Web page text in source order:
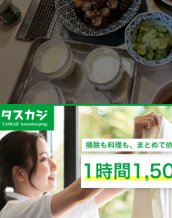
※依頼者の依頼当時